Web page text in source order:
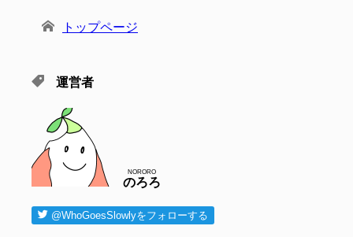
トップページ
運営者
のろろ
NORORO
@WhoGoesSlowlyをフォローする